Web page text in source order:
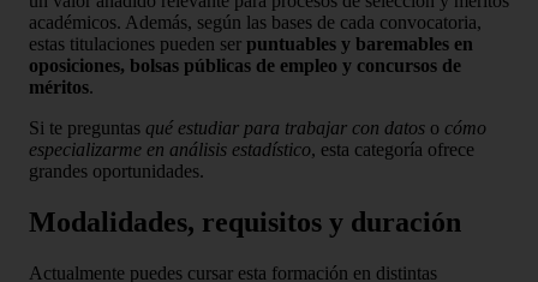
académicos. Además, según las bases de cada convocatoria,
estas titulaciones pueden ser puntuables y baremables en
oposiciones, bolsas públicas de empleo y concursos de
méritos.
Si te preguntas qué estudiar para trabajar con datos o cómo
especializarme en análisis estadístico, esta categoría ofrece
grandes oportunidades.
Modalidades, requisitos y duración
Actualmente puedes cursar esta formación en distintas